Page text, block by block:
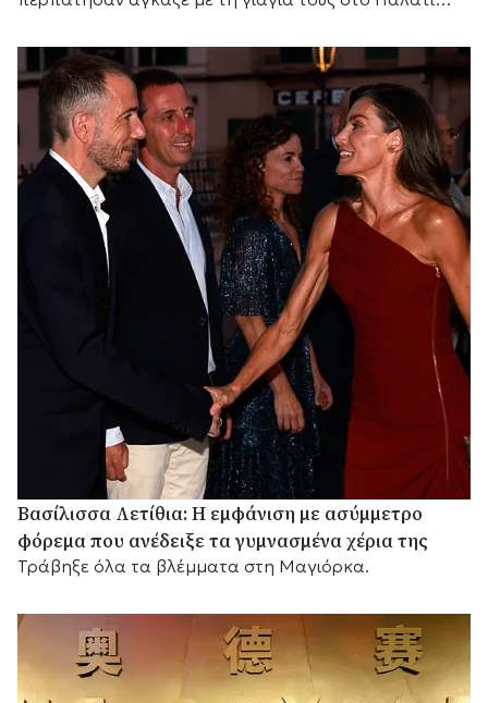
οικογενειακές στιγμές του ισπανικού καλοκαιριού.
Βασίλισσα Λετίθια: Η εμφάνιση με ασύμμετρο
φόρεμα που ανέδειξε τα γυμνασμένα χέρια της
Τράβηξε όλα τα βλέμματα στη Μαγιόρκα.